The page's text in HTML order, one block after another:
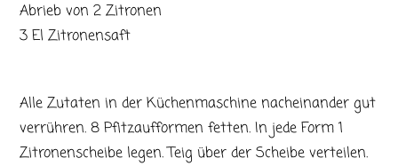
Abrieb von 2 Zitronen
3 El Zitronensaft
Alle Zutaten in der Küchenmaschine nacheinander gut
verrühren. 8 Pfitzaufformen fetten. In jede Form 1
Zitronenscheibe legen. Teig über der Scheibe verteilen.